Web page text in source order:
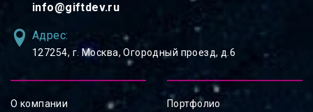
info@giftdev.ru
Адрес:
127254, ⁠г. Москва, Огородный проезд, д.6
О компании Портфолио